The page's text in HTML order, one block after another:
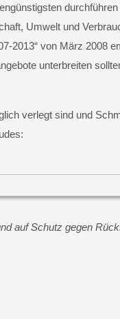
Umwelt und
2013“ von März 2008
unterbreiten
verlegt sind und
auf Schutz gegen